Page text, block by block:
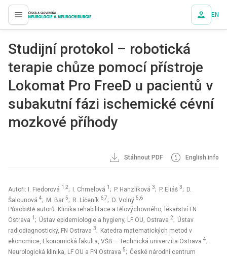
proLékaře.cz EN
Studijní protokol – robotická
terapie chůze pomocí přístroje
Lokomat Pro FreeD u pacientů v
subakutní fázi ischemické cévní
mozkové příhody
Stáhnout PDF English info
Autoři: I. Fiedorová 1,2; I. Chmelová 1 ; P. Hanzlíková 3; P. Eliáš 3; D.
Šalounová 4; M. Bar 5; R. Líčeník 6,7; O. Volný 5,6
Působiště autorů: Klinika rehabilitace a tělovýchovného, lékařství FN
Ostrava 1 ; Ústav epidemiologie a hygieny, LF OU, Ostrava 2; Ústav
radiodiagnostický, FN Ostrava 3; Katedra matematických metod v
ekonomice, Ekonomická fakulta, VŠB – Technická univerzita Ostrava 4;
Neurologická klinika, LF OU a FN Ostrava 5; České národní centrum